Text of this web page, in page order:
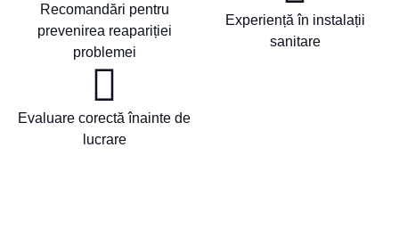
Recomandări pentru
prevenirea reapariției
problemei
Experiență în instalații
sanitare
Evaluare corectă înainte de
lucrare